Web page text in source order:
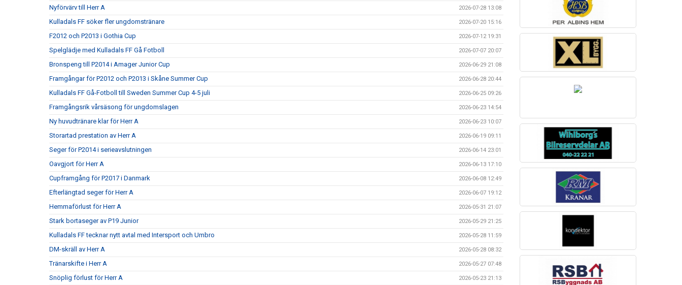
Nyförvärv till Herr A 2026-07-28 13:08
Kulladals FF söker fler ungdomstränare 2026-07-20 15:16
F2012 och P2013 i Gothia Cup 2026-07-12 19:31
Spelglädje med Kulladals FF Gå Fotboll 2026-07-07 20:07
Bronspeng till P2014 i Amager Junior Cup 2026-06-29 21:08
Framgångar för P2012 och P2013 i Skåne Summer Cup 2026-06-28 20:44
Kulladals FF Gå-Fotboll till Sweden Summer Cup 4-5 juli 2026-06-25 09:26
Framgångsrik vårsäsong för ungdomslagen 2026-06-23 14:54
Ny huvudtränare klar för Herr A 2026-06-23 10:07
Storartad prestation av Herr A 2026-06-19 09:11
Seger för P2014 i serieavslutningen 2026-06-14 23:01
Oavgjort för Herr A 2026-06-13 17:10
Cupframgång för P2017 i Danmark 2026-06-08 12:49
Efterlängtad seger för Herr A 2026-06-07 19:12
Hemmaförlust för Herr A 2026-05-31 21:07
Stark bortaseger av P19 Junior 2026-05-29 21:25
Kulladals FF tecknar nytt avtal med Intersport och Umbro 2026-05-28 11:59
DM-skräll av Herr A 2026-05-28 08:32
Tränarskifte i Herr A 2026-05-27 07:48
Snöplig förlust för Herr A 2026-05-23 21:13